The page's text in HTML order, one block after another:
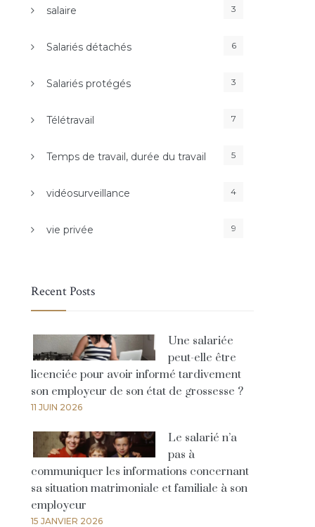
salaire 3
Salariés détachés 6
Salariés protégés 3
Télétravail 7
Temps de travail, durée du travail 5
vidéosurveillance 4
vie privée 9
Recent Posts
Une salariée
peut-elle être
licenciée pour avoir informé tardivement
son employeur de son état de grossesse ?
11 JUIN 2026
Le salarié n’a
pas à
communiquer les informations concernant
sa situation matrimoniale et familiale à son
employeur
15 JANVIER 2026